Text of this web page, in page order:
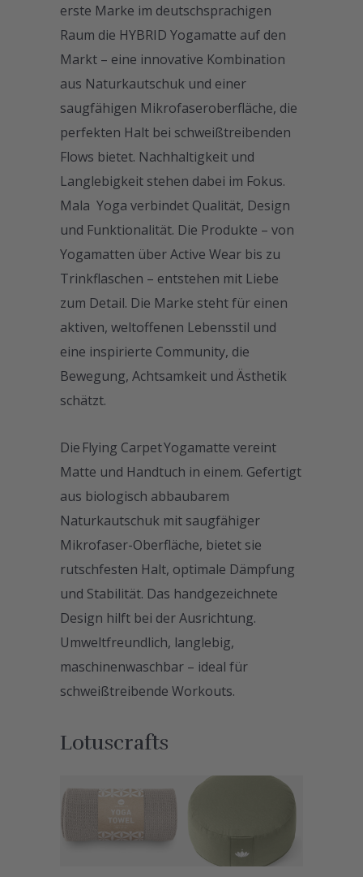
erste Marke im deutschsprachigen
Raum die HYBRID Yogamatte auf den
Markt – eine innovative Kombination
aus Naturkautschuk und einer
saugfähigen Mikrofaseroberfläche, die
perfekten Halt bei schweißtreibenden
Flows bietet. Nachhaltigkeit und
Langlebigkeit stehen dabei im Fokus.
Mala Yoga verbindet Qualität, Design
und Funktionalität. Die Produkte – von
Yogamatten über Active Wear bis zu
Trinkflaschen – entstehen mit Liebe
zum Detail. Die Marke steht für einen
aktiven, weltoffenen Lebensstil und
eine inspirierte Community, die
Bewegung, Achtsamkeit und Ästhetik
schätzt.
Die Flying Carpet Yogamatte vereint
Matte und Handtuch in einem. Gefertigt
aus biologisch abbaubarem
Naturkautschuk mit saugfähiger
Mikrofaser-Oberfläche, bietet sie
rutschfesten Halt, optimale Dämpfung
und Stabilität. Das handgezeichnete
Design hilft bei der Ausrichtung.
Umweltfreundlich, langlebig,
maschinenwaschbar – ideal für
schweißtreibende Workouts.
Lotuscrafts